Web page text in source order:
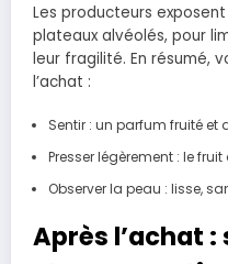
Les producteurs
plateaux alvéolés, pour
leur fragilité. En résumé,
l’achat :
Sentir : un parfum fruité et
Presser légèrement : le
Observer la peau : lisse,
Après l’achat